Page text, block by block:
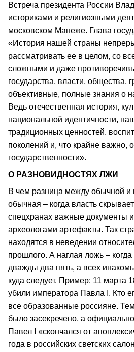
Встреча президента России
историками и религиозными
московском Манеже. Глава
«История нашей страны
рассматривать ее в целом, со
сложными и даже
государства, власти, общества,
объективные, полные знания
Ведь отечественная история,
национальной идентичности,
традиционных ценностей,
поколений и, что крайне важно,
государственности».
О РАЗНОВИДНОСТЯХ ЛЖИ
В чем разница между обычной
обычная – когда власть
спецхранах важные документы
археологами артефакты. Так
находятся в неведении
прошлого. А наглая ложь – когда
дважды два пять, а всех
куда следует. Пример: 11 марта
убили императора Павла I. Кто
все образованные россияне.
было засекречено, а
Павел I «скончался от
года в российских светских